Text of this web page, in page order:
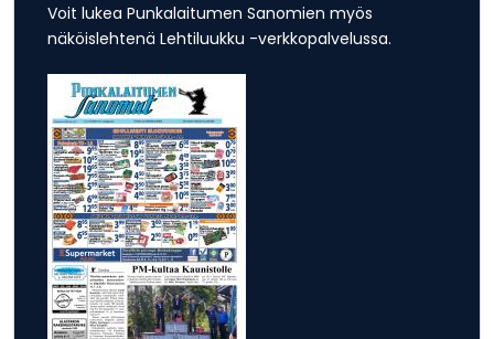
Voit lukea Punkalaitumen Sanomien myös
näköislehtenä Lehtiluukku -verkkopalvelussa.